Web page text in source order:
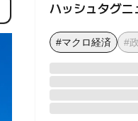
ハッシュタグニ
#マクロ経済 #